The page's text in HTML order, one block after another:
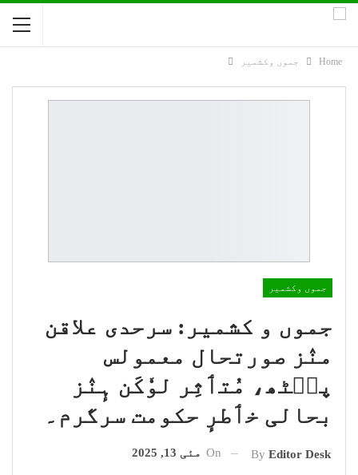
Home جموں وکشمیر
جموں وکشمیر
جموں و کشمیر: سرحدی علاقن
منٛز صورتحال معمولس
پٮ۪ٹھ، مُتٲثِر لوٗکَن ہٕنٛز
بحالی خٲطرٕ حکومت سرگرم۔
By Editor Desk
On مئی 13, 2025